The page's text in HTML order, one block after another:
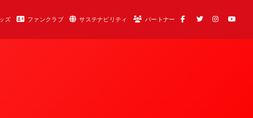
ズ ファンクラブ サステナビリティ パートナー